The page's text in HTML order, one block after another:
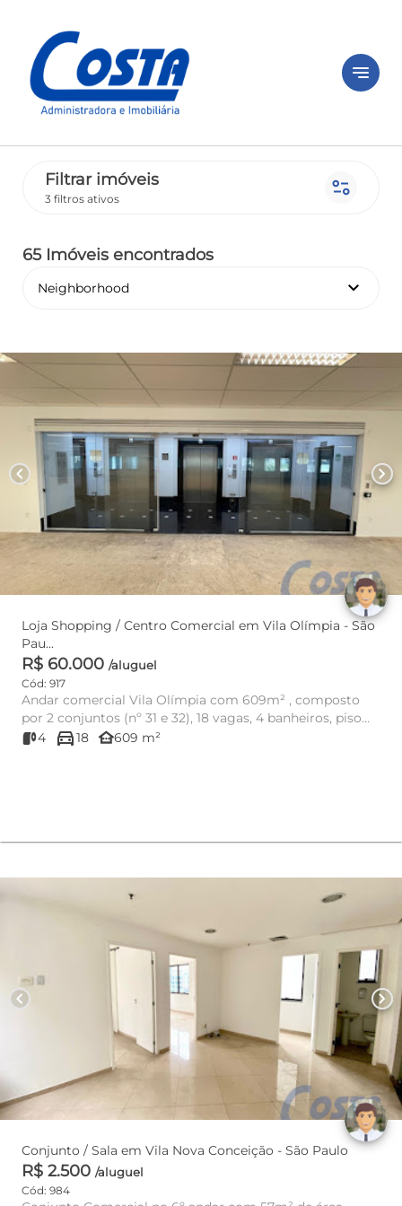
notes
Filtrar imóveis
3 filtros ativos page_info
65 Imóveis encontrados
Neighborhood keyboard_arrow_down
chevron_left chevron_right
Loja Shopping / Centro Comercial em Vila Olímpia - São
Pau...
R$ 60.000 /aluguel
Cód: 917
Andar comercial Vila Olímpia com 609m² , composto
por 2 conjuntos (nº 31 e 32), 18 vagas, 4 banheiros, piso
elevado,...
4 directions_car18 other_houses609 m²
chevron_left chevron_right
Conjunto / Sala em Vila Nova Conceição - São Paulo
R$ 2.500 /aluguel
Cód: 984